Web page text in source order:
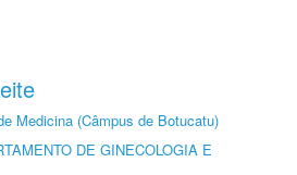
Medicina (Câmpus de Botucatu)
DE GINECOLOGIA E